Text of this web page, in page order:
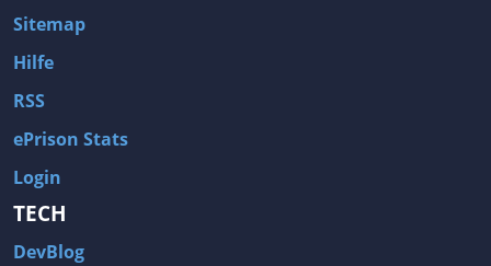
Sitemap
Hilfe
RSS
ePrison Stats
Login
TECH
DevBlog